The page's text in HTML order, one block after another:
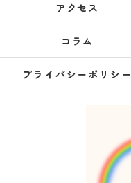
アクセス
コラム
プライバシーポリシー